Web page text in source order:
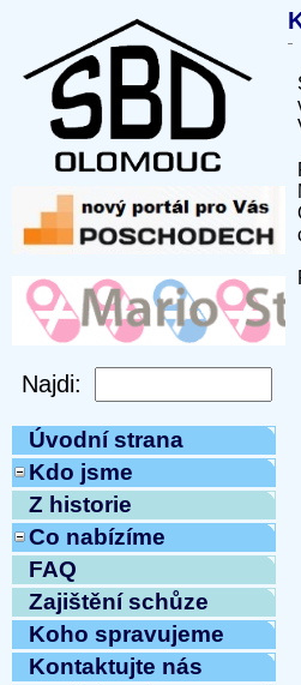
Úvodní strana
Kdo jsme
Z historie
Co nabízíme
FAQ
Zajištění schůze
Koho spravujeme
Kontaktujte nás